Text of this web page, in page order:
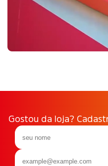
Gostou da loja?